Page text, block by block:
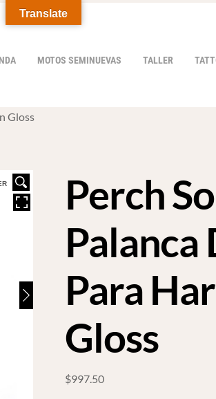
MOTOS SEMINUEVAS TALLER
Gloss
Perch
Palanca
Para
Gloss
$997.50
Translate